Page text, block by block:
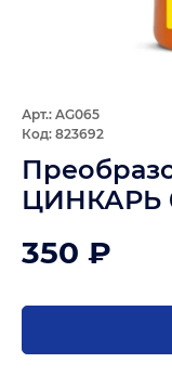
Арт.: AG065
Код: 823692
ЦИНКАРЬ
350 ₽